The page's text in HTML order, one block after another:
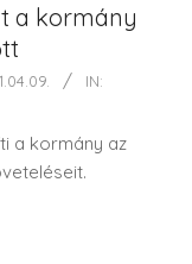
a kormány
IN:
a kormány az